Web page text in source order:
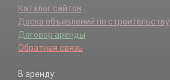
Каталог сайтов
Доска объявлений по строительству
Договор аренды
Обратная связь
В аренду: